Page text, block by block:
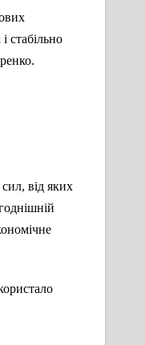
стабільно
від яких